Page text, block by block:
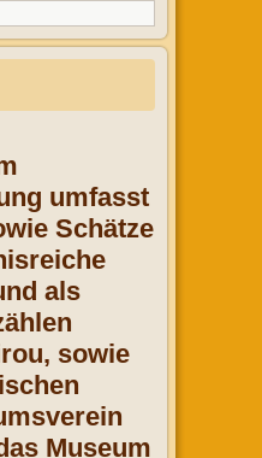
umfasst
Schätze
als
sowie
Museum